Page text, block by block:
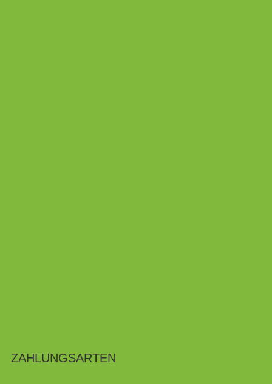
ZAHLUNGSARTEN